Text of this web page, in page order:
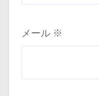
メール ※